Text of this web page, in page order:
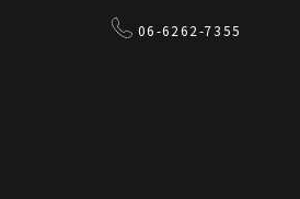
06-6262-7355